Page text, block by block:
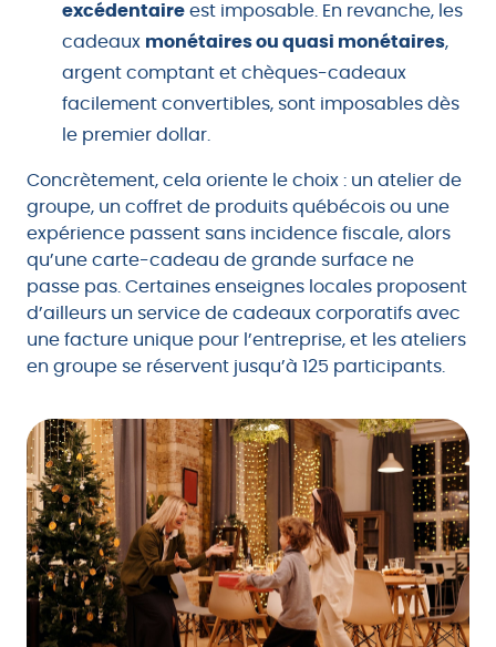
excédentaire est imposable. En revanche, les
cadeaux monétaires ou quasi monétaires,
argent comptant et chèques-cadeaux
facilement convertibles, sont imposables dès
le premier dollar.
Concrètement, cela oriente le choix : un atelier de
groupe, un coffret de produits québécois ou une
expérience passent sans incidence fiscale, alors
qu’une carte-cadeau de grande surface ne
passe pas. Certaines enseignes locales proposent
d’ailleurs un service de cadeaux corporatifs avec
une facture unique pour l’entreprise, et les ateliers
en groupe se réservent jusqu’à 125 participants.